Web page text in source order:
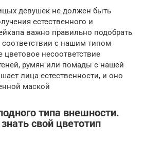
девушек не должен быть
естественного и
важно правильно подобрать
соответствии с нашим типом
несоответствие
румян или помады с нашей
лица естественности, и оно
маской
типа внешности.
свой цветотип